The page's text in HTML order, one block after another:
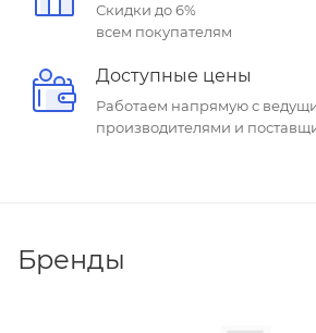
Скидки до 6%
всем покупателям
Доступные цены
Работаем напрямую с
производителями и
Бренды